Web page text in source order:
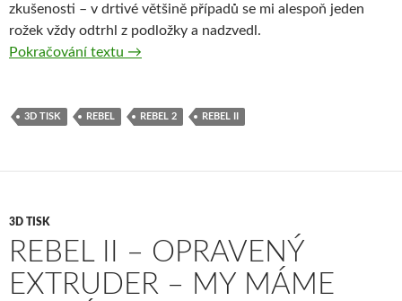
zkušenosti – v drtivé většině případů se mi alespoň jeden
rožek vždy odtrhl z podložky a nadzvedl.
Pokračování textu Rebel II – Obří tisk a technologické pokusy
→
3D TISK REBEL REBEL 2 REBEL II
3D TISK
REBEL II – OPRAVENÝ
EXTRUDER – MY MÁME